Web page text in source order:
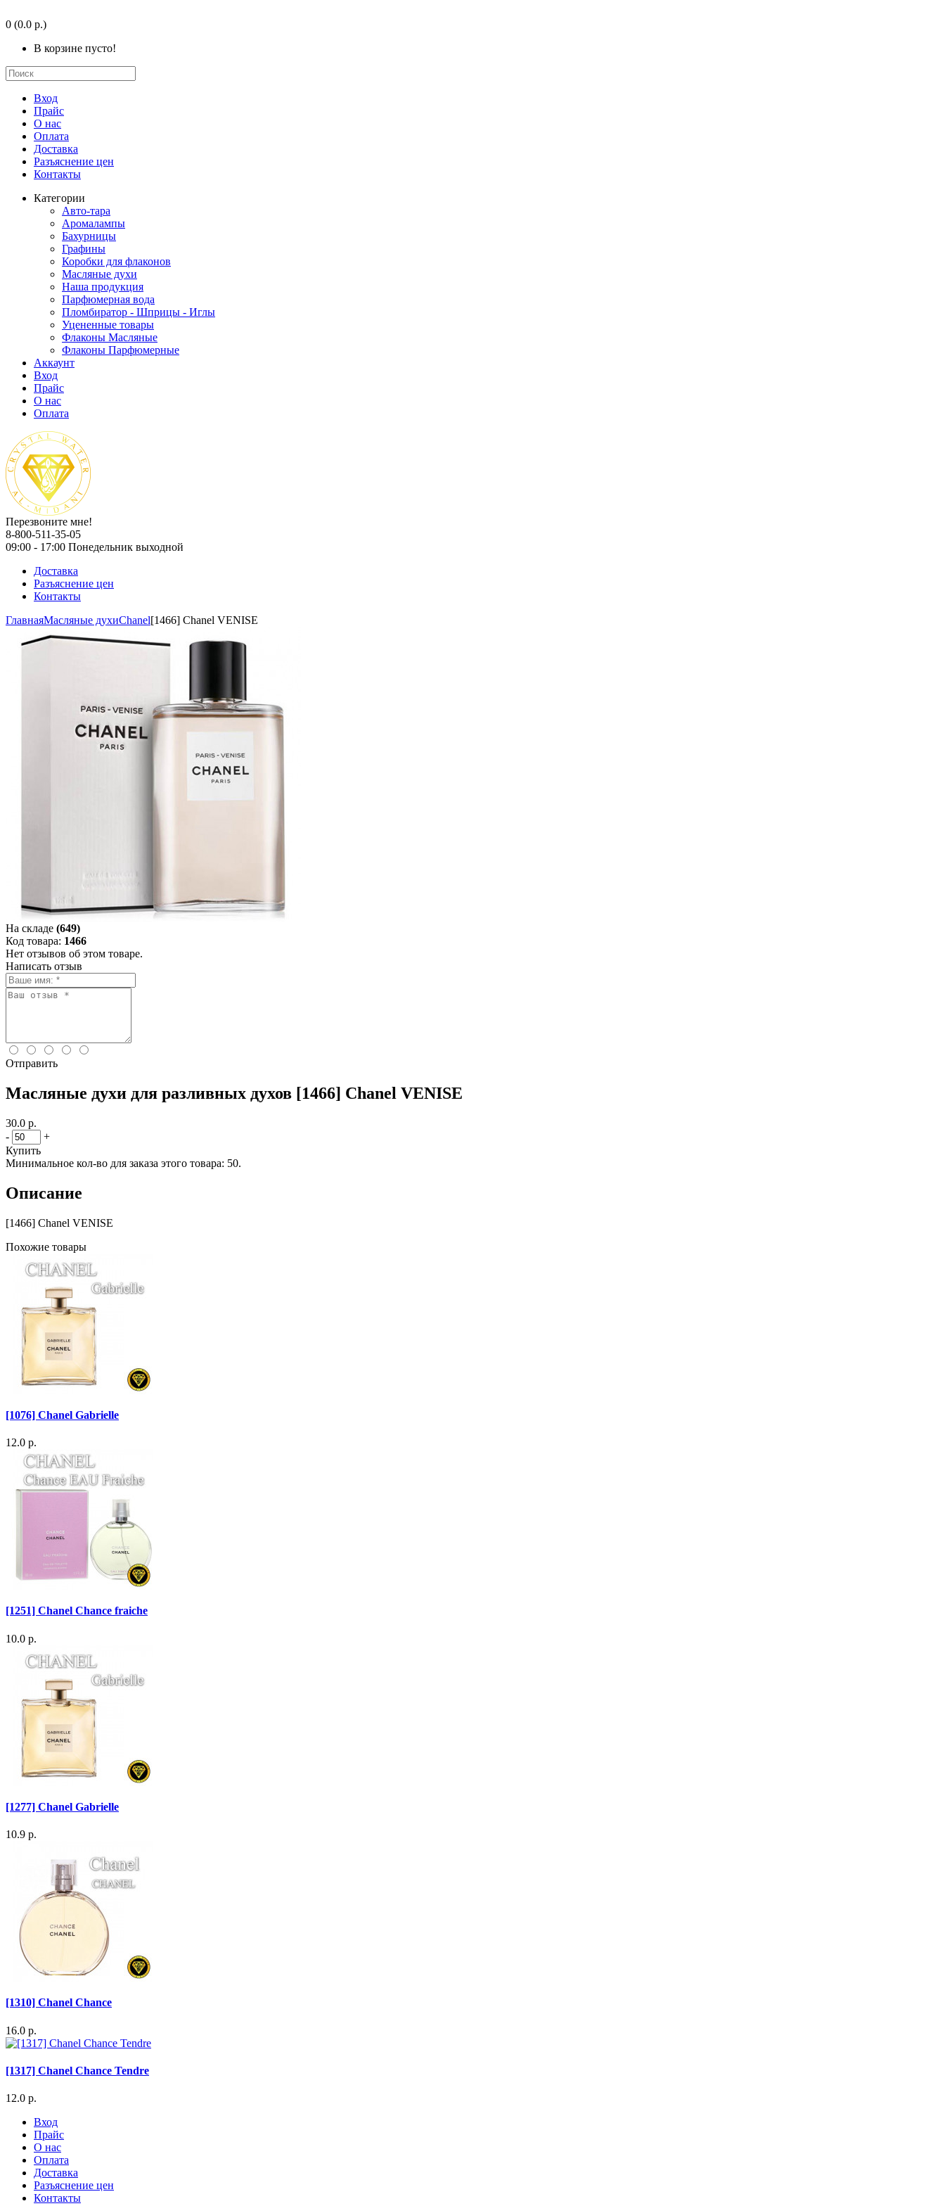
0 (0.0 р.)
В корзине пусто!
Вход
Прайс
О нас
Оплата
Доставка
Разъяснение цен
Контакты
Категории
Авто-тара
Аромалампы
Бахурницы
Графины
Коробки для флаконов
Масляные духи
Наша продукция
Парфюмерная вода
Пломбиратор - Шприцы - Иглы
Уцененные товары
Флаконы Масляные
Флаконы Парфюмерные
Аккаунт
Вход
Прайс
О нас
Оплата
Перезвоните мне!
8-800-511-35-05
09:00 - 17:00 Понедельник выходной
Доставка
Разъяснение цен
Контакты
ГлавнаяМасляные духиChanel[1466] Chanel VENISE
На складе (649)
Код товара: 1466
Нет отзывов об этом товаре.
Написать отзыв
Отправить
Масляные духи для разливных духов [1466] Chanel VENISE
30.0 р.
-
+
Купить
Минимальное кол-во для заказа этого товара: 50.
Описание
[1466] Chanel VENISE
Похожие товары
[1076] Chanel Gabrielle
12.0 р.
[1251] Chanel Chance fraiche
10.0 р.
[1277] Chanel Gabrielle
10.9 р.
[1310] Chanel Chance
16.0 р.
[1317] Chanel Chance Tendre
12.0 р.
Вход
Прайс
О нас
Оплата
Доставка
Разъяснение цен
Контакты